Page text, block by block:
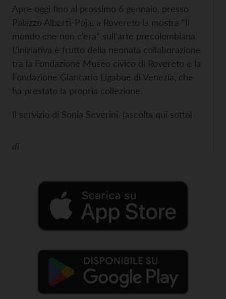
Apre oggi fino al prossimo 6 gennaio, presso
Palazzo Alberti-Poja, a Rovereto la mostra “Il
mondo che non c’era” sull’arte precolombiana.
L’iniziativa è frutto della neonata collaborazione
tra la Fondazione Museo civico di Rovereto e la
Fondazione Giancarlo Ligabue di Venezia, che
ha prestato la propria collezione.
Il servizio di Sonia Severini. (ascolta qui sotto)
di